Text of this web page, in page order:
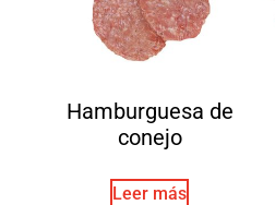
Hamburguesa de
conejo
Leer más